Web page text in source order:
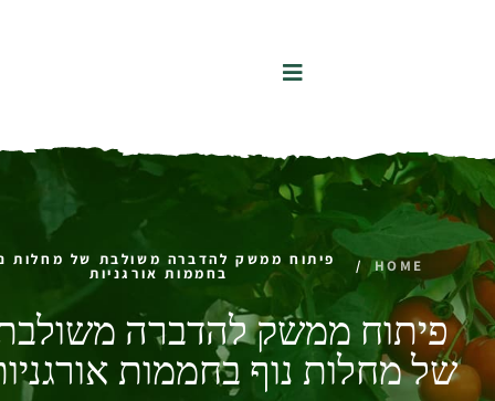
HOME
/ פיתוח ממשק להדברה משולבת של מחלות
בחממות אורגניות
פיתוח ממשק להדברה
של מחלות נוף בחממות